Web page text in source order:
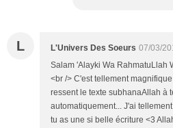
L L'Univers Des Soeurs 07/03/
Salam 'Alayki Wa RahmatuLlah
<br /> C'est tellement
ressent le texte subhanaAllah à
automatiquement... J'ai
tu as une si belle écriture <3